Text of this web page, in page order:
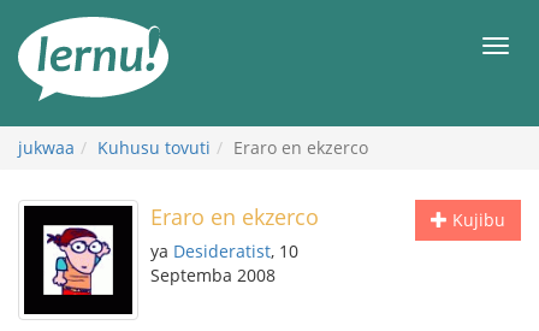
maudhui
jukwaa Kuhusu tovuti Eraro en ekzerco
Kujibu
Eraro en ekzerco
ya Desideratist, 10
Septemba 2008